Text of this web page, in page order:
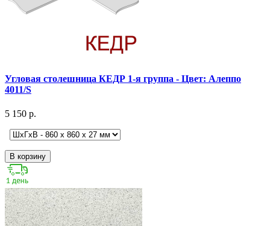
Угловая столешница КЕДР 1-я группа - Цвет: Алеппо
4011/S
5 150 р.
В корзину